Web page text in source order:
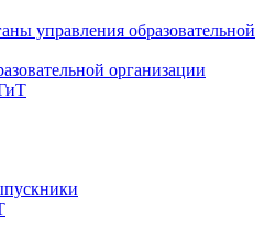
управления образовательной
организации